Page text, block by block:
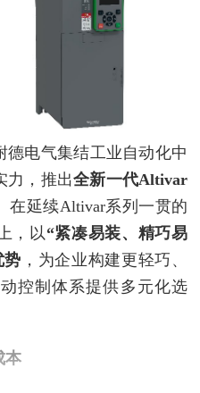
德电气集结工业自动化中
力，推出全新一代Altivar
在延续Altivar系列一贯的
，以 “紧凑易装、精巧易
势 ，为企业构建更轻巧、
控制体系提供多元化选
本